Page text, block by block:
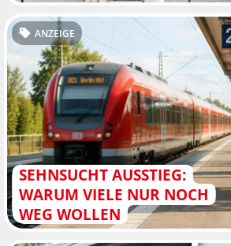
SEHNSUCHT AUSSTIEG:
WARUM VIELE NUR NOCH
WEG WOLLEN
ANZEIGE